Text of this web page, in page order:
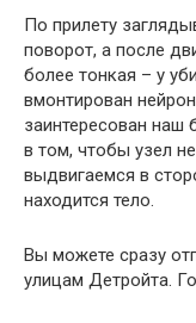
По прилету
поворот, а после
более тонкая – у
вмонтирован
заинтересован наш
в том, чтобы узел
выдвигаемся в
находится тело.
Вы можете сразу
улицам Детройта.